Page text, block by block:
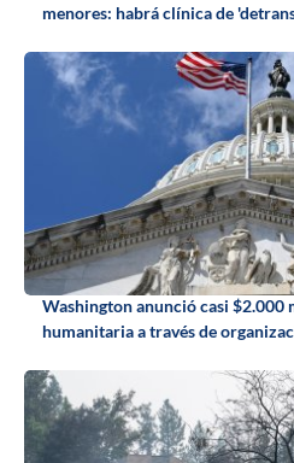
menores: habrá clínica de
Washington anunció casi $2.000
humanitaria a través de